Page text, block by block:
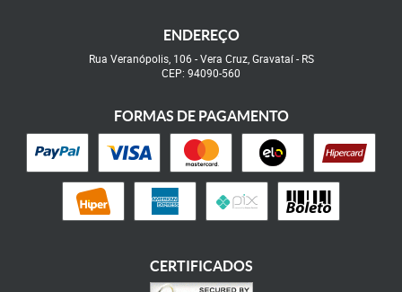
ENDEREÇO
Rua Veranópolis, 106 -Vera Cruz, Gravataí- RS
CEP: 94090-560
FORMAS DE PAGAMENTO
CERTIFICADOS